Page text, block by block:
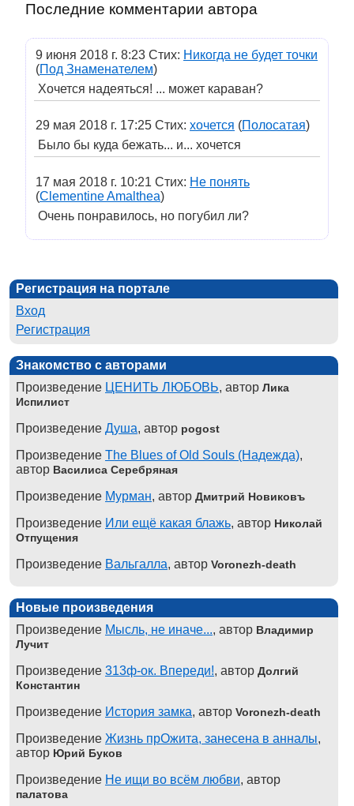
Последние комментарии автора
9 июня 2018 г. 8:23 Стих: Никогда не будет точки
(Под Знаменателем)
Хочется надеяться! ... может караван?
29 мая 2018 г. 17:25 Стих: хочется (Полосатая)
Было бы куда бежать... и... хочется
17 мая 2018 г. 10:21 Стих: Не понять
(Clementine Amalthea)
Очень понравилось, но погубил ли?
Регистрация на портале
Вход
Регистрация
Знакомство с авторами
Произведение ЦЕНИТЬ ЛЮБОВЬ, автор Лика
Испилист
Произведение Душа, автор pogost
Произведение The Blues of Old Souls (Надежда),
автор Василиса Серебряная
Произведение Мурман, автор Дмитрий Новиковъ
Произведение Или ещё какая блажь, автор Николай
Отпущения
Произведение Вальгалла, автор Voronezh-death
Новые произведения
Произведение Мысль, не иначе..., автор Владимир
Лучит
Произведение 313ф-ок. Впереди!, автор Долгий
Константин
Произведение История замка, автор Voronezh-death
Произведение Жизнь прОжита, занесена в анналы,
автор Юрий Буков
Произведение Не ищи во всём любви, автор
палатова